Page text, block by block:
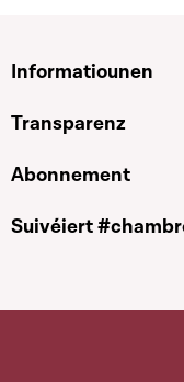
Informatiounen
Transparenz
Abonnement
Suivéiert